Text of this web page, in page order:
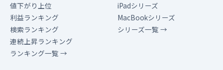
値下がり上位
利益ランキング
検索ランキング
連続上昇ランキング
ランキング一覧 →
iPadシリーズ
MacBookシリーズ
シリーズ一覧 →